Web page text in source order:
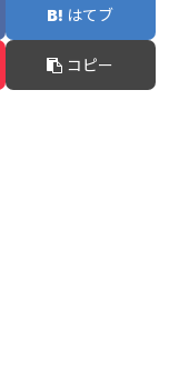
はてブ
コピー